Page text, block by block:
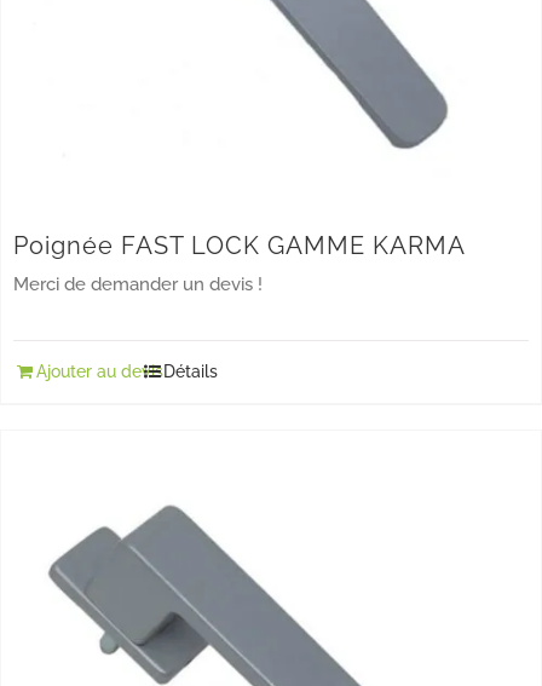
Poignée FAST LOCK GAMME KARMA
Merci de demander un devis !
Ajouter au devisDétails